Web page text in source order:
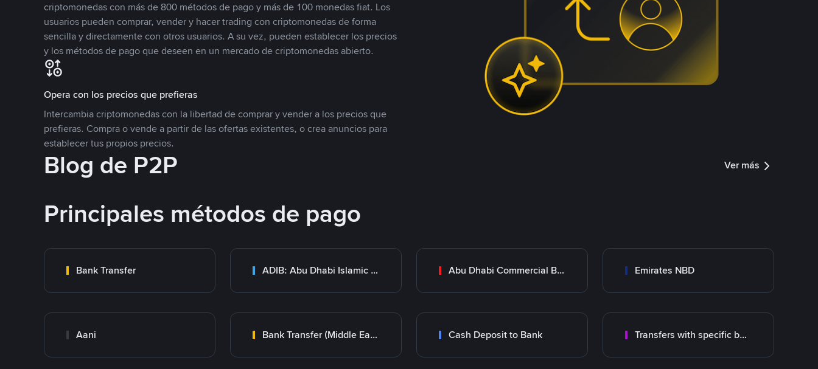
criptomonedas con más de 800 métodos de pago y más de 100 monedas fiat. Los
usuarios pueden comprar, vender y hacer trading con criptomonedas de forma
sencilla y directamente con otros usuarios. A su vez, pueden establecer los precios
y los métodos de pago que deseen en un mercado de criptomonedas abierto.
Opera con los precios que prefieras
Intercambia criptomonedas con la libertad de comprar y vender a los precios que
prefieras. Compra o vende a partir de las ofertas existentes, o crea anuncios para
establecer tus propios precios.
Blog de P2P Ver más
Principales métodos de pago
Bank Transfer ADIB: Abu Dhabi Islamic Bank Abu Dhabi Commercial Bank ADCB Emirates NBD
Aani Bank Transfer (Middle East) Cash Deposit to Bank Transfers with specific bank